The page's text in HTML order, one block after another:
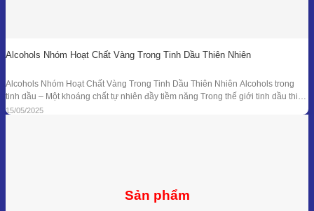
Alcohols Nhóm Hoạt Chất Vàng Trong Tinh Dầu Thiên Nhiên
Alcohols Nhóm Hoạt Chất Vàng Trong Tinh Dầu Thiên Nhiên Alcohols trong
tinh dầu – Một khoáng chất tự nhiên đầy tiềm năng Trong thế giới tinh dầu thiên
nhiên, mỗi giọt nhỏ bé lại ẩn chứa hàng trăm hợp chất hóa học với công dụng
15/05/2025
Sản phẩm